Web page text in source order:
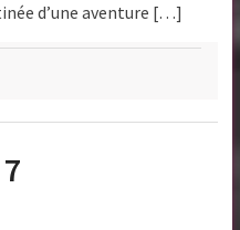
d’une aventure […]